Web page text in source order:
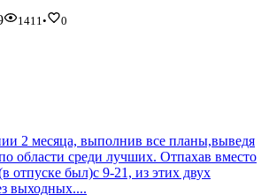
1411•
0
2 месяца, выполнив все планы,выведя
области среди лучших. Отпахав вместо
отпуске был)с 9-21, из этих двух
выходных....